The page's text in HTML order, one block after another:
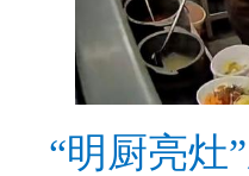
“明厨亮灶